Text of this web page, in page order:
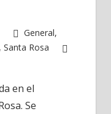
General,
, Santa Rosa
en el
Se